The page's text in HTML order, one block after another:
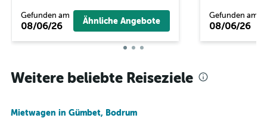
Gefunden am
08/06/26 Ähnliche Angebote
Gefunden am
08/06/26
Weitere beliebte Reiseziele
Mietwagen in Gümbet, Bodrum